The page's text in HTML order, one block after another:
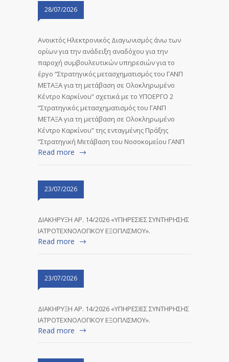
28/07/2026
Ανοικτός Ηλεκτρονικός Διαγωνισμός άνω των
ορίων για την ανάδειξη αναδόχου για την
παροχή συμβουλευτικών υπηρεσιών για το
έργο “Στρατηγικός μετασχηματισμός του ΓΑΝΠ
ΜΕΤΑΞΑ για τη μετάβαση σε Ολοκληρωμένο
Κέντρο Καρκίνου” σχετικά με το ΥΠΟΕΡΓΟ 2
“Στρατηγικός μετασχηματισμός του ΓΑΝΠ
ΜΕΤΑΞΑ για τη μετάβαση σε Ολοκληρωμένο
Κέντρο Καρκίνου” της ενταγμένης Πράξης
“Στρατηγική Μετάβαση του Νοσοκομείου ΓΑΝΠ
Read more
23/07/2026
ΔΙΑΚΗΡΥΞΗ ΑΡ. 14/2026 «ΥΠΗΡΕΣΙΕΣ ΣΥΝΤΗΡΗΣΗΣ
ΙΑΤΡΟΤΕΧΝΟΛΟΓΙΚΟΥ ΕΞΟΠΛΙΣΜΟΥ».
Read more
23/07/2026
ΔΙΑΚΗΡΥΞΗ ΑΡ. 14/2026 «ΥΠΗΡΕΣΙΕΣ ΣΥΝΤΗΡΗΣΗΣ
ΙΑΤΡΟΤΕΧΝΟΛΟΓΙΚΟΥ ΕΞΟΠΛΙΣΜΟΥ».
Read more